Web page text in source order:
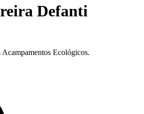
Defanti
Ecológicos.